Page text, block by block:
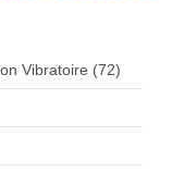
Vibratoire (72)